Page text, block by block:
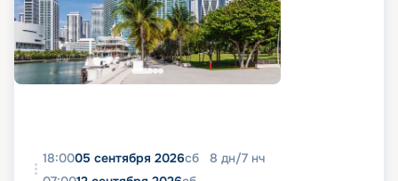
18:0005 сентября 2026сб 8 дн/7 нч